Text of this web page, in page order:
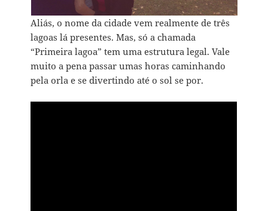
Aliás, o nome da cidade vem realmente de três
lagoas lá presentes. Mas, só a chamada
“Primeira lagoa” tem uma estrutura legal. Vale
muito a pena passar umas horas caminhando
pela orla e se divertindo até o sol se por.